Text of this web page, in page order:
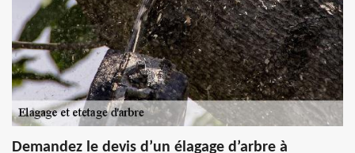
Demandez le devis d’un élagage d’arbre à